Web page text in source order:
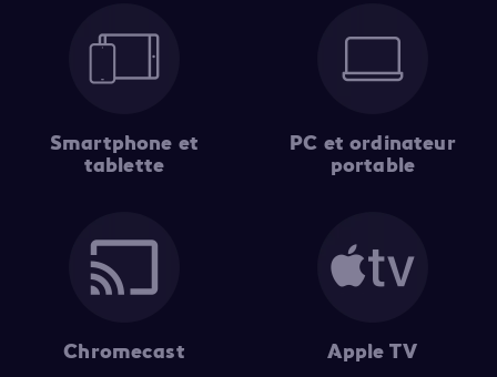
Smartphone et
tablette
PC et ordinateur
portable
Chromecast Apple TV